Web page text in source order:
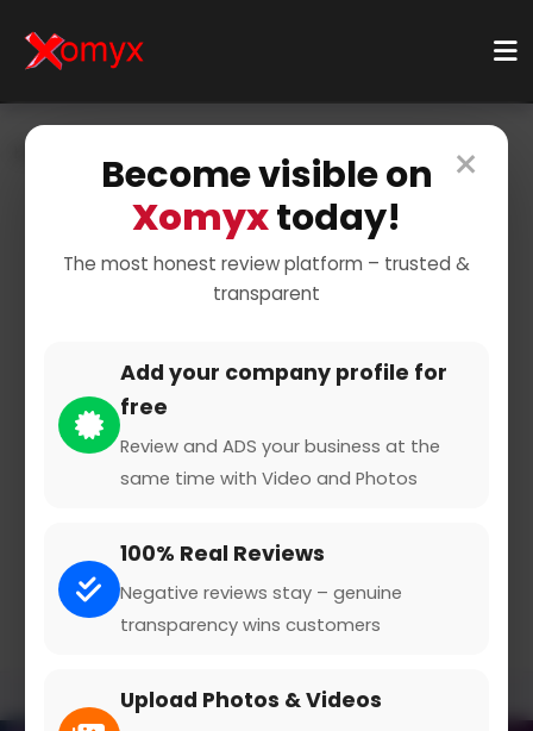
×
Become visible on
Xomyxtoday!
The most honest review platform – trusted &
transparent
Add your company profile for
free
Review and ADS your business at the
same time with Video and Photos
100% Real Reviews
Negative reviews stay – genuine
transparency wins customers
Upload Photos & Videos
Review
Gnoxx
1 from 2 Reviews and Ratings